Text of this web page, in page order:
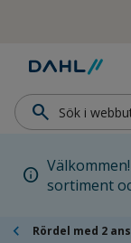
Hoppa till
search
info sortiment
chevron_left Rördel med 2